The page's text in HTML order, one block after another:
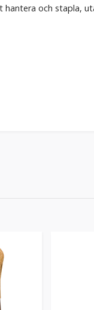
hantera och stapla,